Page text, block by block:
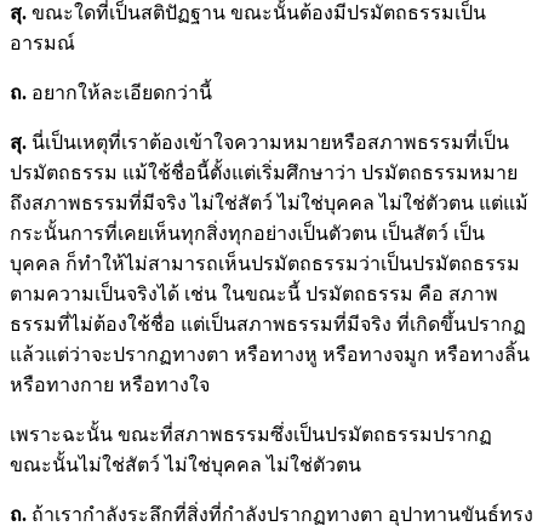
สุ. ขณะใดที่เป็นสติปัฏฐาน ขณะนั้นต้องมีปรมัตถธรรมเป็น
อารมณ์
ถ. อยากให้ละเอียดกว่านี้
สุ. นี่เป็นเหตุที่เราต้องเข้าใจความหมายหรือสภาพธรรมที่เป็น
ปรมัตถธรรม แม้ใช้ชื่อนี้ตั้งแต่เริ่มศึกษาว่า ปรมัตถธรรมหมาย
ถึงสภาพธรรมที่มีจริง ไม่ใช่สัตว์ ไม่ใช่บุคคล ไม่ใช่ตัวตน แต่แม้
กระนั้นการที่เคยเห็นทุกสิ่งทุกอย่างเป็นตัวตน เป็นสัตว์ เป็น
บุคคล ก็ทำให้ไม่สามารถเห็นปรมัตถธรรมว่าเป็นปรมัตถธรรม
ตามความเป็นจริงได้ เช่น ในขณะนี้ ปรมัตถธรรม คือ สภาพ
ธรรมที่ไม่ต้องใช้ชื่อ แต่เป็นสภาพธรรมที่มีจริง ที่เกิดขึ้นปรากฏ
แล้วแต่ว่าจะปรากฏทางตา หรือทางหู หรือทางจมูก หรือทางลิ้น
หรือทางกาย หรือทางใจ
เพราะฉะนั้น ขณะที่สภาพธรรมซึ่งเป็นปรมัตถธรรมปรากฏ
ขณะนั้นไม่ใช่สัตว์ ไม่ใช่บุคคล ไม่ใช่ตัวตน
ถ. ถ้าเรากำลังระลึกที่สิ่งที่กำลังปรากฏทางตา อุปาทานขันธ์ทรง